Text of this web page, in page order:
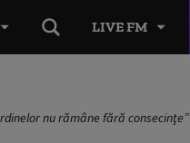
LIVE FM
nu rămâne fără consecinţe”